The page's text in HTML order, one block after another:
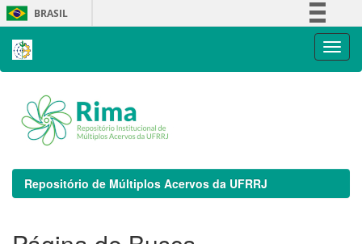
Skip
navigation
BRASIL
Repositório de Múltiplos Acervos da UFRRJ